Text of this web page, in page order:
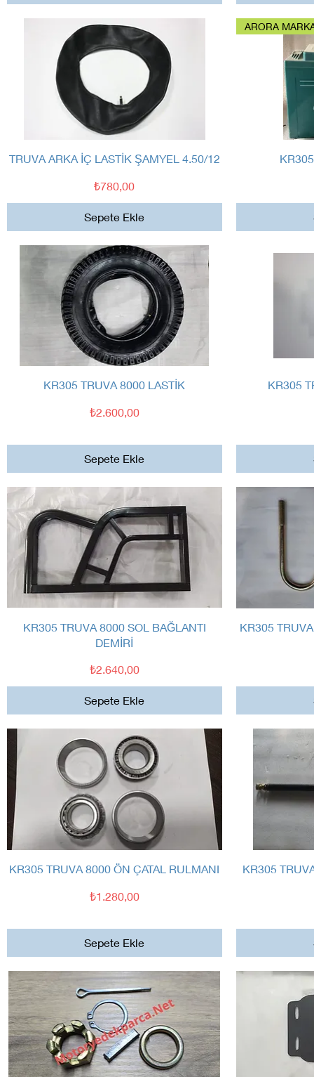
Hızlı Bakış
TRUVA ARKA İÇ LASTİK ŞAMYEL 4.50/12
Fiyat
₺780,00
Sepete Ekle
Hızlı Bakış
KR305 TRUVA 8000 LASTİK
Fiyat
₺2.600,00
Sepete Ekle
KR305
Hızlı Bakış
KR305 TRUVA 8000 SOL BAĞLANTI
DEMİRİ
Fiyat
₺2.640,00
Sepete Ekle
KR305
Hızlı Bakış
KR305 TRUVA 8000 ÖN ÇATAL RULMANI
Fiyat
₺1.280,00
Sepete Ekle
KR305